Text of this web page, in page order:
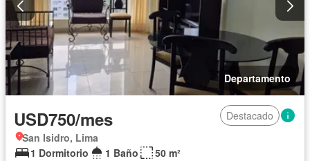
Departamento
USD750/mes
Destacado
San Isidro, Lima
1 Dormitorio
1 Baño
50 m²